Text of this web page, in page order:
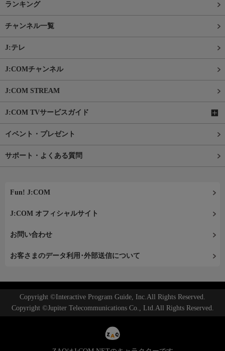
ランキング
チャンネル一覧
J:テレ
J:COMチャンネル
J:COM STREAM
J:COM TVサービスガイド
イベント・プレゼント
サポート・よくある質問
Fun! J:COM
J:COM オフィシャルサイト
お問い合わせ
お客さまのデータ利用･外部送信について
Copyright ©Interactive Program Guide, Inc.All Rights Reserved.
Copyright ©Jupiter Telecommunications Co., Ltd.All Rights Reserved.